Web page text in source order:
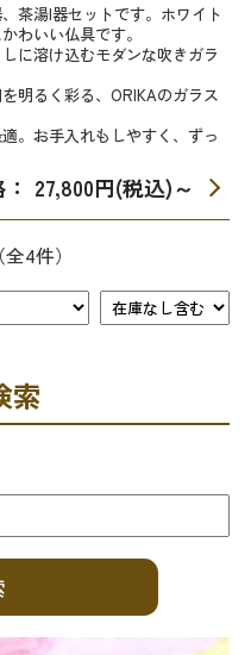
茶湯l器セットです。ホワイト
わいい仏具です。
に溶け込むモダンな吹きガラ
明るく彩る、ORIKAのガラス
。お手入れもしやすく、ずっ
27,800円(税込)～
（全4件）
索